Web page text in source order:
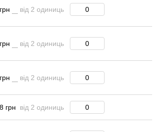
від 2 одиниць
від 2 одиниць
від 2 одиниць
грн від 2 одиниць